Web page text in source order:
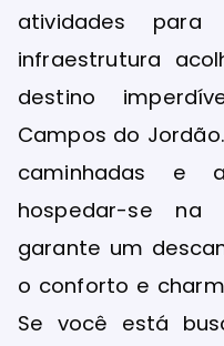
atividades
infraestrutura
destino
Campos do
caminhadas e
hospedar-se na
garante um
o conforto e
Se você está